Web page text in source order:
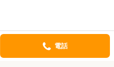
電話